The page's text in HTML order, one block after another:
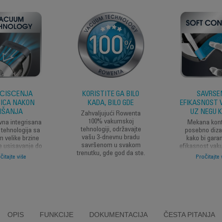
NAKON
integrisana
sa
velike brzine
usisavanje do
Više nema
više
KORISTITE GA BILO
KADA, BILO GDE
Zahvaljujući Rowenta
100% vakumskoj
tehnologiji, održavajte
vašu 3-dnevnu bradu
savršenom u svakom
trenutku, gde god da ste.
EFIKASNOST
UZ NEGU
Mekana
posebno
kako bi
efikasnost
i na težePročitajte
OPIS FUNKCIJE DOKUMENTACIJA ČESTA PITANJA